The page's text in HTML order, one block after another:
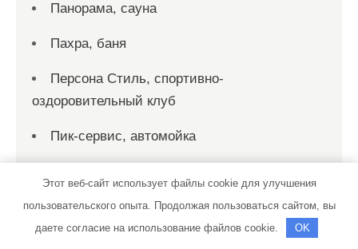
Панорама, сауна
Пахра, баня
Персона Стиль, спортивно-
оздоровительный клуб
Пик-сервис, автомойка
Пирс, автомойка
Этот веб-сайт использует файлы cookie для улучшения
пользовательского опыта. Продолжая пользоваться сайтом, вы
даете согласие на использование файлов cookie.
OK